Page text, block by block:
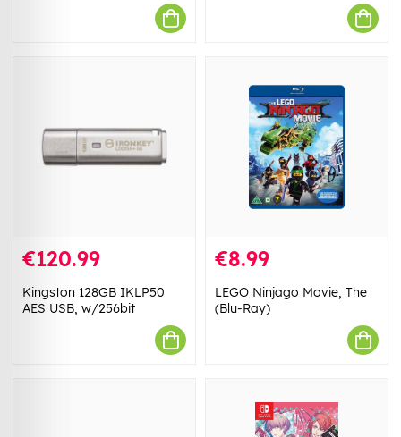
€120.99
Kingston 128GB IKLP50
AES USB, w/256bit
€8.99
LEGO Ninjago Movie, The
(Blu-Ray)